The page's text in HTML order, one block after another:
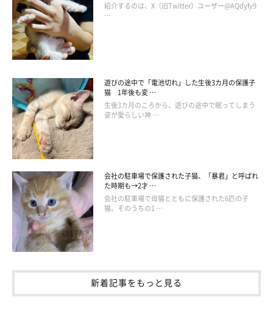
@tsumugi.2020
当時、飼い主さんのほかにも候補者がいたそうですが、飼い主さ
んが選ばれることに。素敵なご縁があって、つむぎちゃんと家族
になることができたようです。
紹介するのは、X（旧Twitter）ユーザー@AQdyfy9
…
遊びの途中で「電池切れ」した生後3カ月の保護子
猫 1年後も変 …
生後3カ月のころから、遊びの途中で眠ってしまう
姿が愛らしい神 …
会社の駐車場で保護された子猫、「暴君」と呼ばれ
た時期も→2才 …
会社の駐車場で母猫とともに保護された6匹の子
猫。そのうちの1 …
新着記事をもっと見る